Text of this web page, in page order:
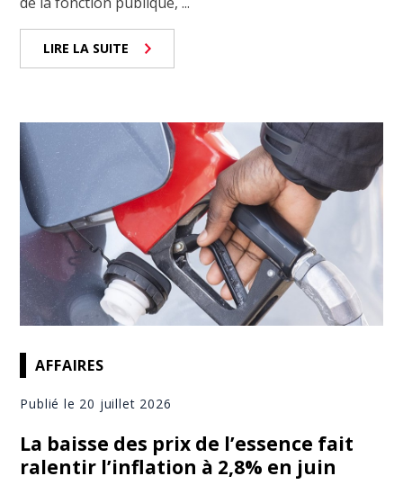
LIRE LA SUITE
AFFAIRES
Publié le 20 juillet 2026
La baisse des prix de l’essence fait
ralentir l’inflation à 2,8% en juin